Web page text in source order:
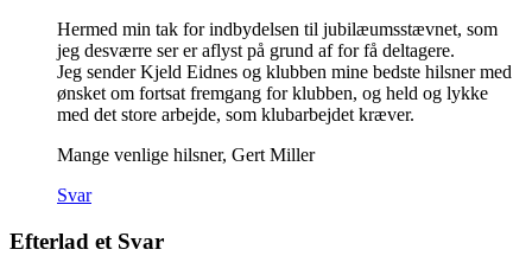
Hermed min tak for indbydelsen til jubilæumsstævnet, som
jeg desværre ser er aflyst på grund af for få deltagere.
Jeg sender Kjeld Eidnes og klubben mine bedste hilsner med
ønsket om fortsat fremgang for klubben, og held og lykke
med det store arbejde, som klubarbejdet kræver.
Mange venlige hilsner, Gert Miller
Svar
Efterlad et Svar